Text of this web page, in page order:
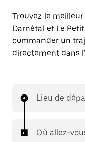
Trouvez le
Darnétal et Le
commander un
directement dans
Lieu de
Où allez-